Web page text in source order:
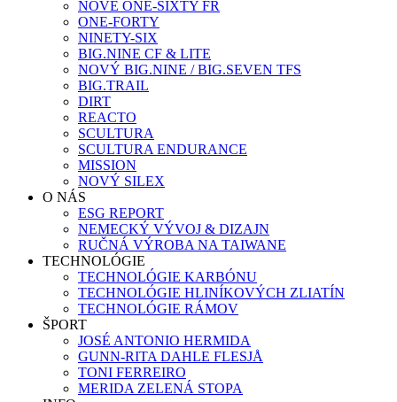
NOVÉ ONE-SIXTY FR
ONE-FORTY
NINETY-SIX
BIG.NINE CF & LITE
NOVÝ BIG.NINE / BIG.SEVEN TFS
BIG.TRAIL
DIRT
REACTO
SCULTURA
SCULTURA ENDURANCE
MISSION
NOVÝ SILEX
O NÁS
ESG REPORT
NEMECKÝ VÝVOJ & DIZAJN
RUČNÁ VÝROBA NA TAIWANE
TECHNOLÓGIE
TECHNOLÓGIE KARBÓNU
TECHNOLÓGIE HLINÍKOVÝCH ZLIATÍN
TECHNOLÓGIE RÁMOV
ŠPORT
JOSÉ ANTONIO HERMIDA
GUNN-RITA DAHLE FLESJÅ
TONI FERREIRO
MERIDA ZELENÁ STOPA